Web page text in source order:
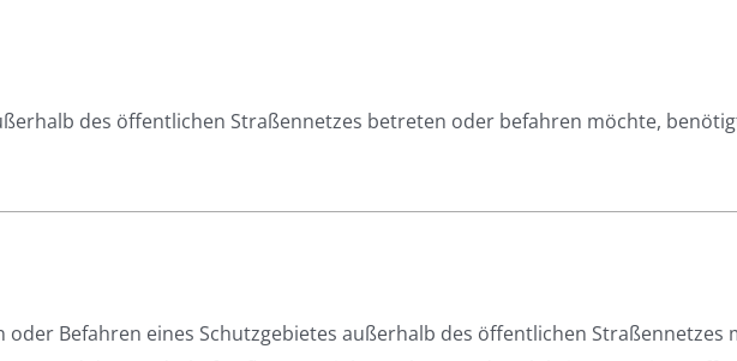
des öffentlichen Straßennetzes betreten oder befahren möchte,
oder Befahren eines Schutzgebietes außerhalb des öffentlichen Straßennetzes